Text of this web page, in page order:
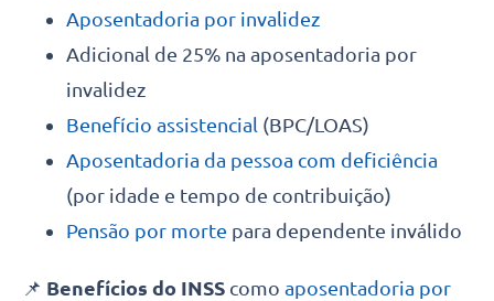
Aposentadoria por invalidez
Adicional de 25% na aposentadoria por
invalidez
Benefício assistencial (BPC/LOAS)
Aposentadoria da pessoa com deficiência
(por idade e tempo de contribuição)
Pensão por morte para dependente inválido
📌 Benefícios do INSS como aposentadoria por